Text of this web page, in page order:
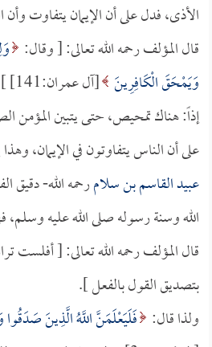
الأذى، فدل على أن الإيمان يتفاوت وأن
قال المؤلف رحمه الله تعالى: [ وقال:
وَيَمْحَقَ الْكَافِرِينَ [آل عمران:141] ].
إذاً: هناك تمحيص، حتى يتبين المؤمن
على أن الناس يتفاوتون في الإيمان،
عبيد القاسم بن سلامرحمه الله- دقيق
الله وسنة رسوله صلى الله عليه وسلم،
قال المؤلف رحمه الله تعالى: [ أفلست
بتصديق القول بالفعل ].
ولذا قال: فَلَيَعْلَمَنَّ اللَّهُ الَّذِينَ صَدَقُوا